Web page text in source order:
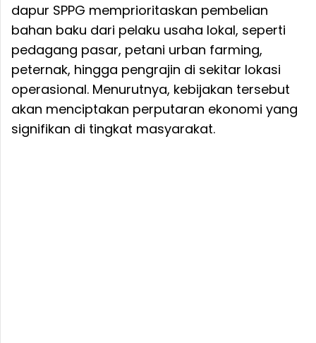
dapur SPPG memprioritaskan pembelian
bahan baku dari pelaku usaha lokal, seperti
pedagang pasar, petani urban farming,
peternak, hingga pengrajin di sekitar lokasi
operasional. Menurutnya, kebijakan tersebut
akan menciptakan perputaran ekonomi yang
signifikan di tingkat masyarakat.